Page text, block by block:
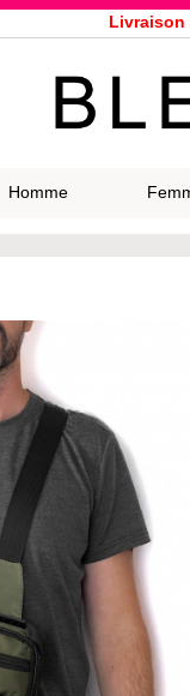
Livraison
Expédition le jour même
33 magasins
Homme